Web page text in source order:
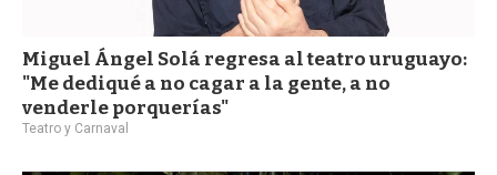
Miguel Ángel Solá regresa al teatro uruguayo:
"Me dediqué a no cagar a la gente, a no
venderle porquerías"
Teatro y Carnaval